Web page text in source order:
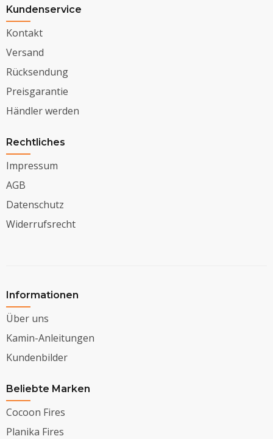
Kundenservice
Kontakt
Versand
Rücksendung
Preisgarantie
Händler werden
Rechtliches
Impressum
AGB
Datenschutz
Widerrufsrecht
Informationen
Über uns
Kamin-Anleitungen
Kundenbilder
Beliebte Marken
Cocoon Fires
Planika Fires